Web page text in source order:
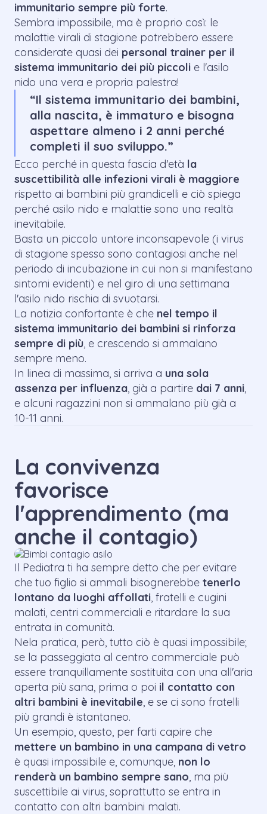
immunitario sempre più forte.
Sembra impossibile, ma è proprio così: le
malattie virali di stagione potrebbero essere
considerate quasi dei personal trainer per il
sistema immunitario dei più piccoli e l'asilo
nido una vera e propria palestra!
“Il sistema immunitario dei bambini,
alla nascita, è immaturo e bisogna
aspettare almeno i 2 anni perché
completi il suo sviluppo.”
Ecco perché in questa fascia d'età la
suscettibilità alle infezioni virali è maggiore
rispetto ai bambini più grandicelli e ciò spiega
perché asilo nido e malattie sono una realtà
inevitabile.
Basta un piccolo untore inconsapevole (i virus
di stagione spesso sono contagiosi anche nel
periodo di incubazione in cui non si manifestano
sintomi evidenti) e nel giro di una settimana
l'asilo nido rischia di svuotarsi.
La notizia confortante è che nel tempo il
sistema immunitario dei bambini si rinforza
sempre di più, e crescendo si ammalano
sempre meno.
In linea di massima, si arriva a una sola
assenza per influenza, già a partire dai 7 anni,
e alcuni ragazzini non si ammalano più già a
10-11 anni.
La convivenza
favorisce
l'apprendimento (ma
anche il contagio)
Il Pediatra ti ha sempre detto che per evitare
che tuo figlio si ammali bisognerebbe tenerlo
lontano da luoghi affollati, fratelli e cugini
malati, centri commerciali e ritardare la sua
entrata in comunità.
Nela pratica, però, tutto ciò è quasi impossibile;
se la passeggiata al centro commerciale può
essere tranquillamente sostituita con una all'aria
aperta più sana, prima o poi il contatto con
altri bambini è inevitabile, e se ci sono fratelli
più grandi è istantaneo.
Un esempio, questo, per farti capire che
mettere un bambino in una campana di vetro
è quasi impossibile e, comunque, non lo
renderà un bambino sempre sano, ma più
suscettibile ai virus, soprattutto se entra in
contatto con altri bambini malati.